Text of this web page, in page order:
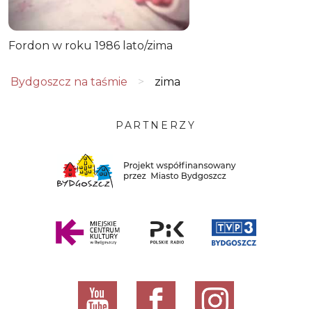
Fordon w roku 1986 lato/zima
Bydgoszcz na taśmie > zima
PARTNERZY